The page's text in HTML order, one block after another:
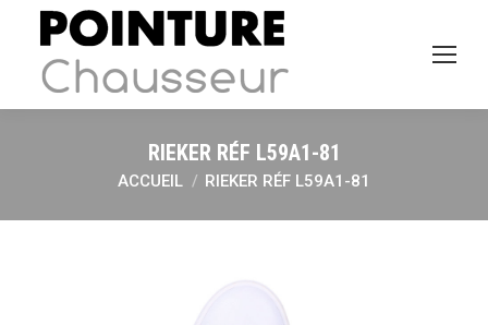
RIEKER RÉF L59A1-81
Vous êtes ici :
ACCUEIL RIEKER RÉF L59A1-81